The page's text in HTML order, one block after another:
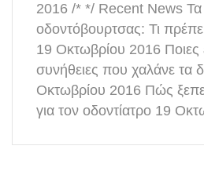
2016 /* */ Recent News Τα
οδοντόβουρτσας: Τι
19 Οκτωβρίου 2016 Ποιες
συνήθειες που χαλάνε τα
Οκτωβρίου 2016 Πώς
για τον οδοντίατρο 19